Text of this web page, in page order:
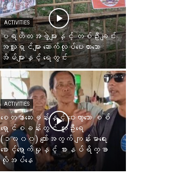
ACTIVITIES
ပရဟိတအဖွဲ့များနှင့် တစ်ဦးချင်း
အလှူရှင်များ ဆောက်လုပ်ပေးထားသော
အိမ်များနှင့် ရေတွင်း
ACTIVITIES
စေတနာဆေးခန်းနှင့် ဝေးကွာသော စစ်
ရှောင်စခန်းတွင် လူဦးရေ
(၁၀၀၀) ကျော်အတွက် ကျန်းမာရေး
စောင့်ရှောက်မှုနှင့် စားနပ်ရိက္ခာ
လိုအပ်နေ